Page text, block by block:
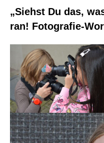
„Siehst Du das,
ran! Fotografie-